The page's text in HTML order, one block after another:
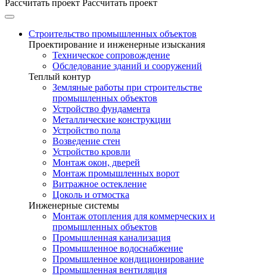
Рассчитать проект Рассчитать проект
Строительство промышленных объектов
Проектирование и инженерные изыскания
Техническое сопровождение
Обследование зданий и сооружений
Теплый контур
Земляные работы при строительстве
промышленных объектов
Устройство фундамента
Металлические конструкции
Устройство пола
Возведение стен
Устройство кровли
Монтаж окон, дверей
Монтаж промышленных ворот
Витражное остекление
Цоколь и отмостка
Инженерные системы
Монтаж отопления для коммерческих и
промышленных объектов
Промышленная канализация
Промышленное водоснабжение
Промышленное кондиционирование
Промышленная вентиляция